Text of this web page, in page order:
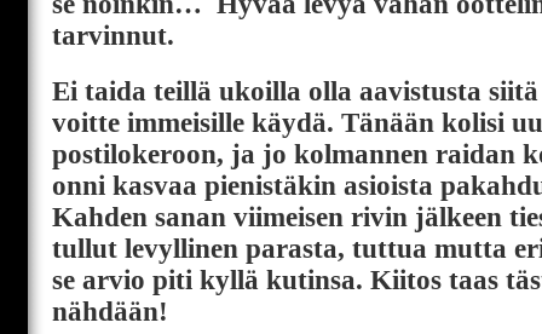
tarvinnut.
Ei taida teillä ukoilla olla aavistusta
voitte immeisille käydä. Tänään kolisi
postilokeroon, ja jo kolmannen raidan
onni kasvaa pienistäkin asioista
Kahden sanan viimeisen rivin jälkeen
tullut levyllinen parasta, tuttua mutta
se arvio piti kyllä kutinsa. Kiitos taas
nähdään!